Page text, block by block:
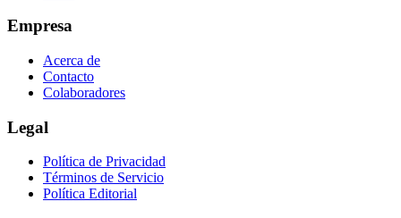
Empresa
Acerca de
Contacto
Colaboradores
Legal
Política de Privacidad
Términos de Servicio
Política Editorial